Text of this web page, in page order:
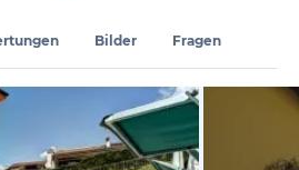
Bilder Fragen